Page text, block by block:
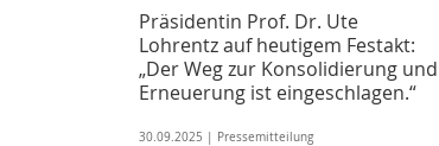
Präsidentin Prof. Dr. Ute
Lohrentz auf heutigem Festakt:
„Der Weg zur Konsolidierung und
Erneuerung ist eingeschlagen.“
30.09.2025 | Pressemitteilung